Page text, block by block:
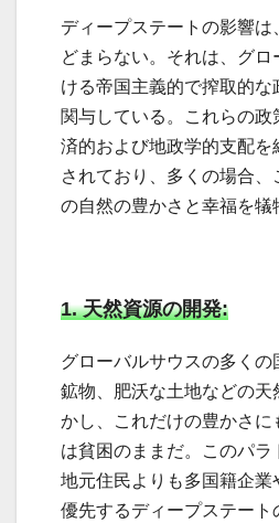
ディープステートの影響は
どまらない。それは、グ
ける帝国主義的で搾取的な
関与している。これらの政
済的および地政学的支配を
されており、多くの場合、
の自然の豊かさと幸福を犠
1. 天然資源の開発:
グローバルサウスの多くの
鉱物、肥沃な土地などの天
かし、これだけの豊かさに
は貧困のままだ。このパラ
地元住民よりも多国籍企業
優先するディープステート